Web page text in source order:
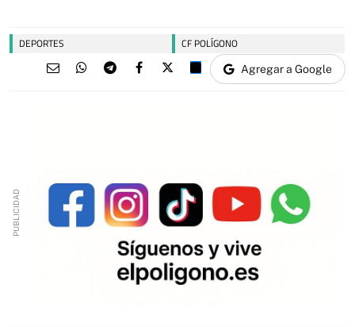
DEPORTES CF POLÍGONO
Agregar a Google